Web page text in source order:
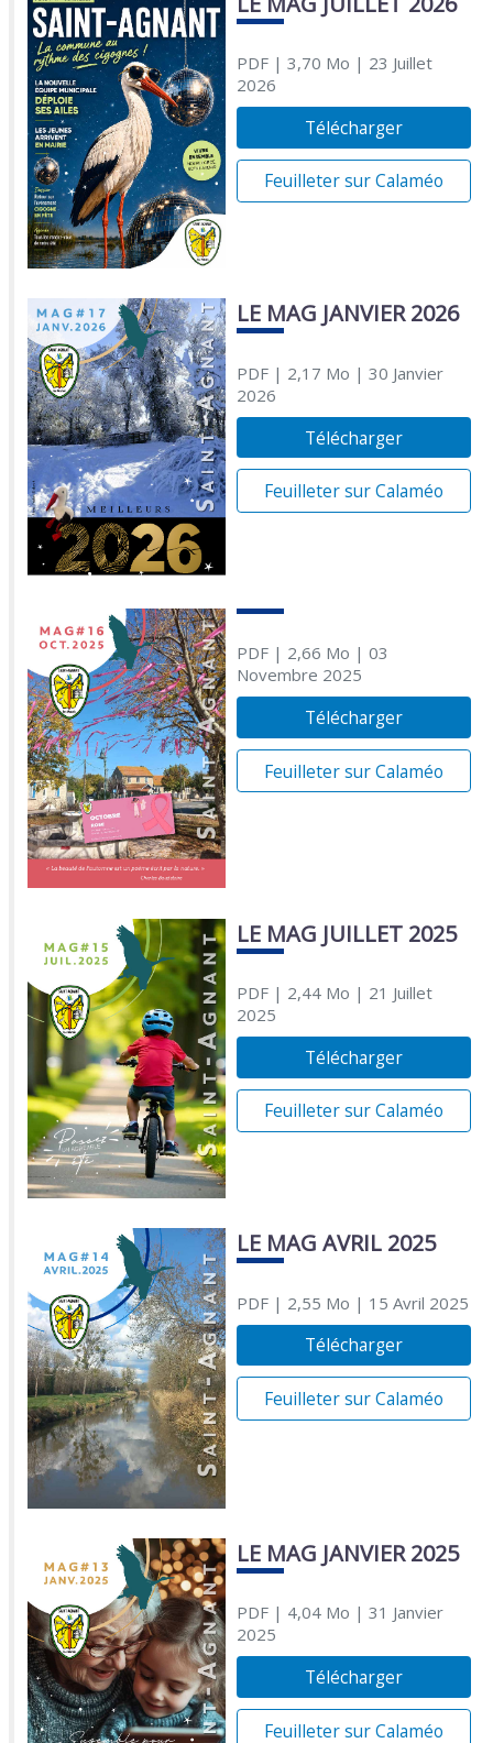
PDF| 3,70 Mo | 23 Juillet
2026
Télécharger
Feuilleter sur Calaméo
LE MAG JANVIER 2026
PDF| 2,17 Mo | 30 Janvier
2026
Télécharger
Feuilleter sur Calaméo
PDF| 2,66 Mo | 03
Novembre 2025
Télécharger
Feuilleter sur Calaméo
LE MAG JUILLET 2025
PDF| 2,44 Mo | 21 Juillet
2025
Télécharger
Feuilleter sur Calaméo
LE MAG AVRIL 2025
PDF| 2,55 Mo | 15 Avril 2025
Télécharger
Feuilleter sur Calaméo
LE MAG JANVIER 2025
PDF| 4,04 Mo | 31 Janvier
2025
Télécharger
Feuilleter sur Calaméo